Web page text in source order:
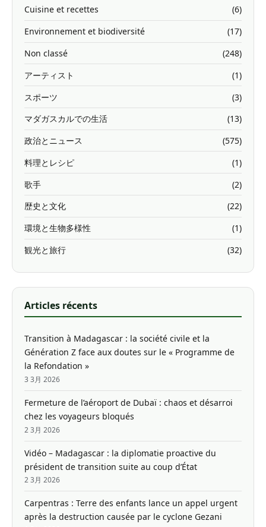
Cuisine et recettes
(6)
Environnement et biodiversité
(17)
Non classé
(248)
アーティスト
(1)
スポーツ
(3)
マダガスカルでの生活
(13)
政治とニュース
(575)
料理とレシピ
(1)
歌手
(2)
歴史と文化
(22)
環境と生物多様性
(1)
観光と旅行
(32)
Articles récents
Transition à Madagascar : la société civile et la
Génération Z face aux doutes sur le « Programme de
la Refondation »
3 3月 2026
Fermeture de l’aéroport de Dubaï : chaos et désarroi
chez les voyageurs bloqués
2 3月 2026
Vidéo – Madagascar : la diplomatie proactive du
président de transition suite au coup d’État
2 3月 2026
Carpentras : Terre des enfants lance un appel urgent
après la destruction causée par le cyclone Gezani